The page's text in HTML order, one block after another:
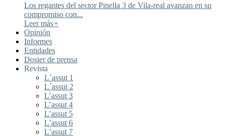
Los regantes del sector Pinella 3 de Vila-real avanzan en su
compromiso con...
Leer más+
Opinión
Informes
Entidades
Dosier de prensa
Revista
L´assut 1
L´assut 2
L’assut 3
L’assut 4
L’assut 5
L’assut 6
L’assut 7